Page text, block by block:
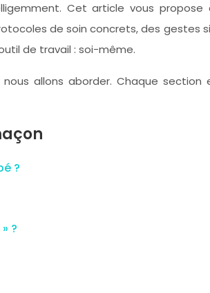
Cet article vous propose
de soin concrets, des gestes
de travail : soi-même.
allons aborder. Chaque
?
?